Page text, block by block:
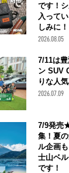
です！
入って
しみに！
2026.08.05
7/11は
ン SUV
りな人
2026.07.09
7/9発売
集！夏
ル企画
士山ベ
です！